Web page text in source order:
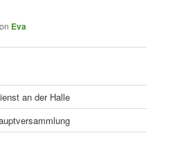
Eva
an der Halle